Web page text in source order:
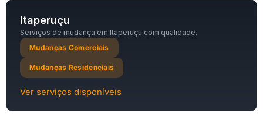
Itaperuçu
Serviços de mudança em Itaperuçu com qualidade.
Mudanças Comerciais
Mudanças Residenciais
Ver serviços disponíveis